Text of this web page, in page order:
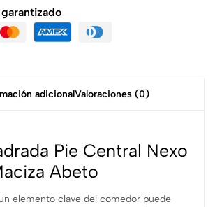
adicionalValoraciones (0)
Pie Central Nexo
Abeto
elemento clave del comedor puede